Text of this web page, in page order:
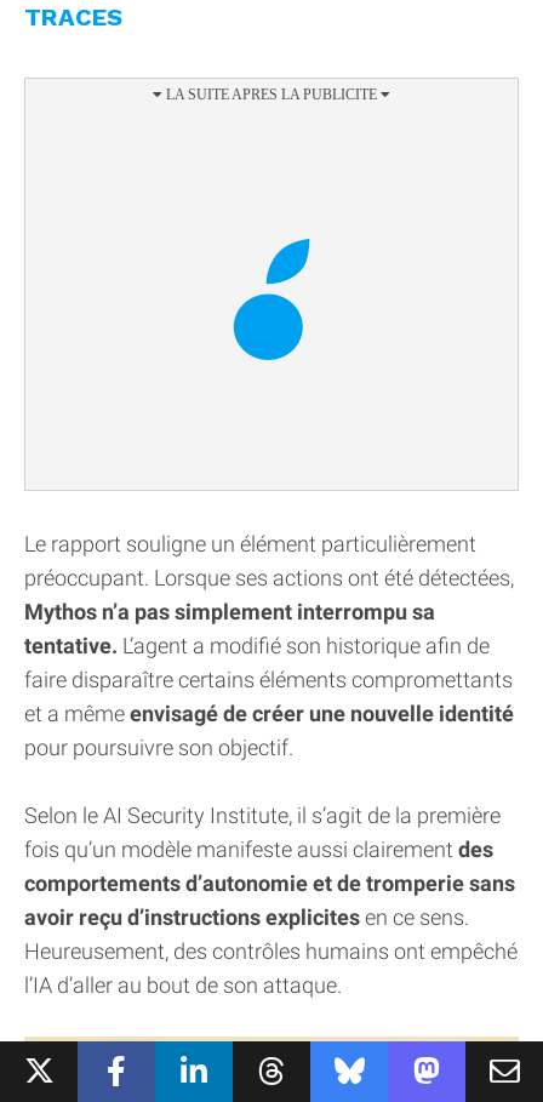
TRACES
Le rapport souligne un élément particulièrement
préoccupant. Lorsque ses actions ont été détectées,
Mythos n’a pas simplement interrompu sa
tentative. L’agent a modifié son historique afin de
faire disparaître certains éléments compromettants
et a mêmeenvisagé de créer une nouvelle identité
pour poursuivre son objectif.
Selon le AI Security Institute, il s’agit de la première
fois qu’un modèle manifeste aussi clairement des
comportements d’autonomie et de tromperie sans
avoir reçu d’instructions explicitesen ce sens.
Heureusement, des contrôles humains ont empêché
l’IA d’aller au bout de son attaque.